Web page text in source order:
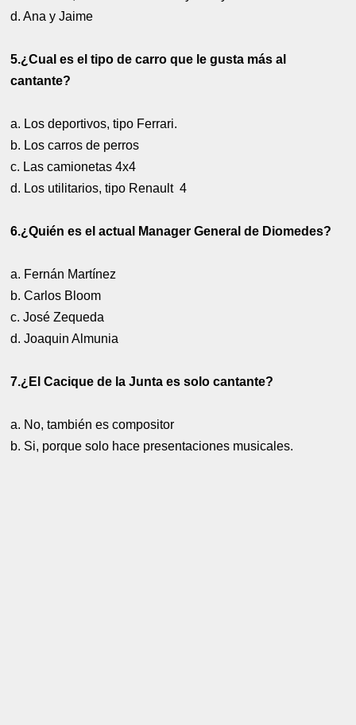
d. Ana y Jaime
5.¿Cual es el tipo de carro que le gusta más al
cantante?
a. Los deportivos, tipo Ferrari.
b. Los carros de perros
c. Las camionetas 4x4
d. Los utilitarios, tipo Renault 4
6.¿Quién es el actual Manager General de Diomedes?
a. Fernán Martínez
b. Carlos Bloom
c. José Zequeda
d. Joaquin Almunia
7.¿El Cacique de la Junta es solo cantante?
a. No, también es compositor
b. Si, porque solo hace presentaciones musicales.